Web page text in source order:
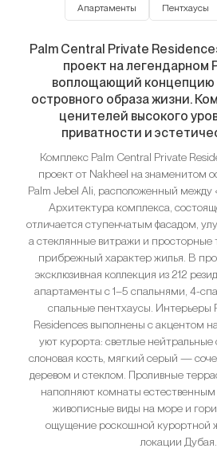
Апартаменты Пентхаусы
Palm Central Private
проект на легендарном
воплощающий концепцию
островного образа жизни.
ценителей высокого
приватности и
Комплекс Palm Central Private
проект от Nakheel на знаменитом
Palm Jebel Ali, расположенный между
Архитектура комплекса,
отличается ступенчатым фасадом,
а стеклянные витражи и просторные
прибрежный характер жилья. В
эксклюзивная коллекция из 212
апартаменты с 1–5 спальнями, 4-
спальные пентхаусы. Интерьеры
Residences выполнены с акцентом
уют курорта: светлые
слоновая кость, мягкий серый —
деревом и стеклом. Проливные
наполняют комнаты
живописные виды на море и
ощущение роскошной курортной
локации Дубая.